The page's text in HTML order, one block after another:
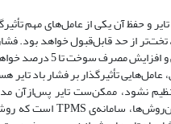
و حفظ آن یکی از عامل‌های مهم
تخت‌تر از حد قابل‌قبول خواهد بود.
افزایش